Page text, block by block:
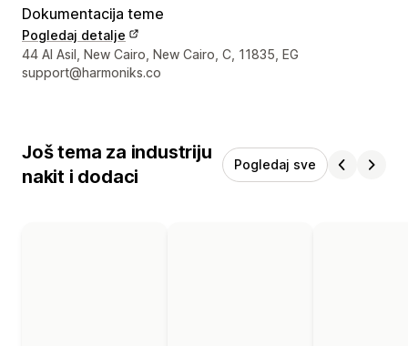
Dokumentacija teme
Pogledaj detalje
Podaci za kontakt dizajnera
44 Al Asil, New Cairo, New Cairo, C, 11835, EG
support@harmoniks.co
Još tema za industriju
nakit i dodaci
Pogledaj sve